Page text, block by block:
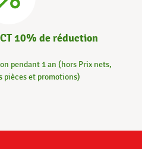
10% de réduction
pendant 1 an (hors Prix nets,
pièces et promotions)